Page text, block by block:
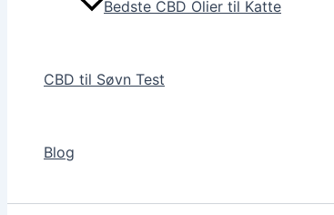
Bedste CBD Olier til Katte
CBD til Søvn Test
Blog